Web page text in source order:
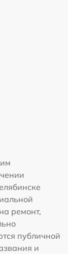
ремонт,
публичной
и